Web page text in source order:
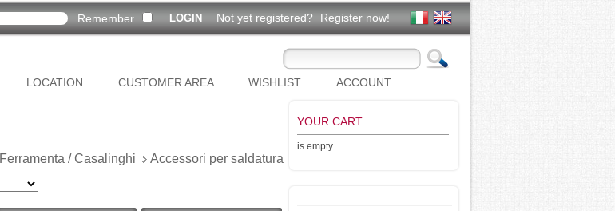
Remember Not yet registered? Register now!
LOCATION CUSTOMER AREA WISHLIST ACCOUNT
Ferramenta / Casalinghi
Accessori per saldatura
YOUR CART
is empty